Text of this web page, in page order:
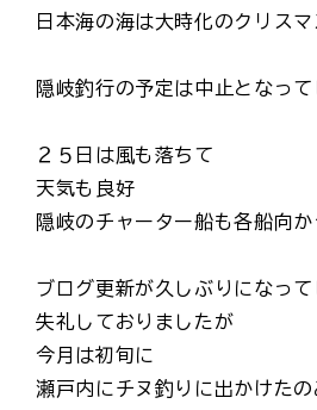
日本海の海は大時化のクリス
隠岐釣行の予定は中止となっ
２５日は風も落ちて
天気も良好
隠岐のチャーター船も各船向
ブログ更新が久しぶりになって
失礼しておりましたが
今月は初旬に
瀬戸内にチヌ釣りに出かけたの